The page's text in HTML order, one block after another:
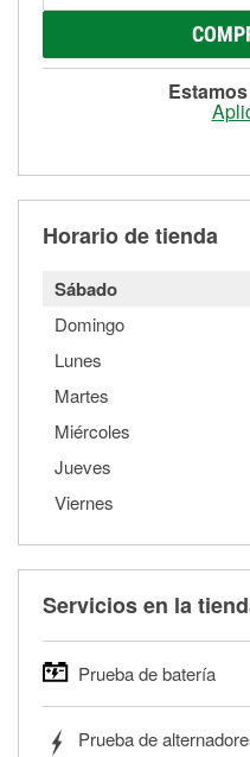
Horario de tienda
Sábado
Domingo
Lunes
Martes
Miércoles
Jueves
Viernes
Servicios en la
Prueba de batería
autos, camionetas, SUVs,
Prueba de